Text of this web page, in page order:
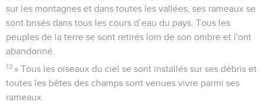
sur les montagnes et dans toutes les vallées, ses rameaux se
sont brisés dans tous les cours d’eau du pays. Tous les
peuples de la terre se sont retirés loin de son ombre et l'ont
abandonné.
13 » Tous les oiseaux du ciel se sont installés sur ses débris et
toutes les bêtes des champs sont venues vivre parmi ses
rameaux.